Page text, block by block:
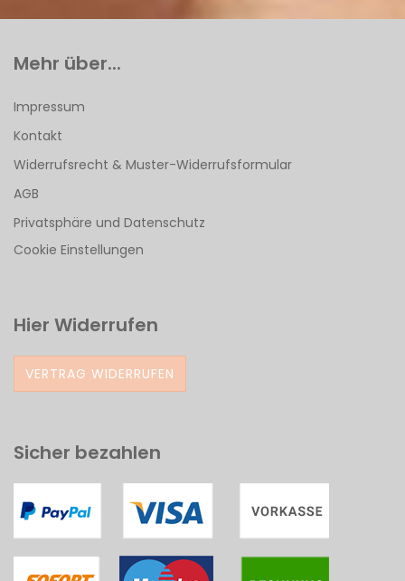
Mehr über...
Impressum
Kontakt
Widerrufsrecht & Muster-Widerrufsformular
AGB
Privatsphäre und Datenschutz
Cookie Einstellungen
Hier Widerrufen
VERTRAG WIDERRUFEN
Sicher bezahlen